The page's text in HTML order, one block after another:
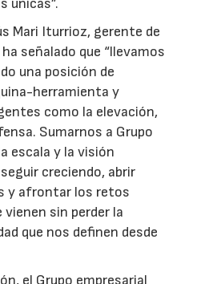
únicas”.
Mari Iturrioz, gerente de
señalado que “llevamos
una posición de
herramienta y
como la elevación,
Sumarnos a Grupo
escala y la visión
creciendo, abrir
y afrontar los retos
sin perder la
que nos definen desde
el Grupo empresarial